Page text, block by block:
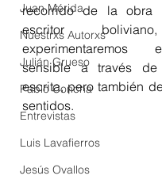
Juan Mérida
Nuestrxs Autorxs
Julián Grueso
Pablo Concha
Entrevistas
Luis Lavafierros
Jesús Ovallos
recorrido de la obra
escritor
sensible a través
escrita, pero también
sentidos.